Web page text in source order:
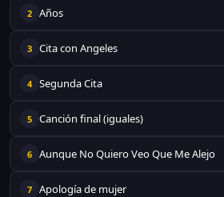
2 Años
3 Cita con Angeles
4 Segunda Cita
5 Canción final (iguales)
6 Aunque No Quiero Veo Que Me Alejo
7 Apología de mujer